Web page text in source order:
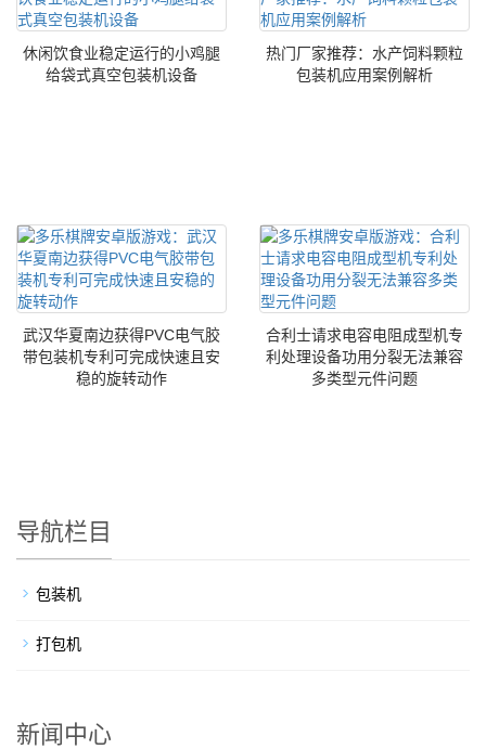
休闲饮食业稳定运行的小鸡腿
给袋式真空包装机设备
热门厂家推荐：水产饲料颗粒
包装机应用案例解析
武汉华夏南边获得PVC电气胶
带包装机专利可完成快速且安
稳的旋转动作
合利士请求电容电阻成型机专
利处理设备功用分裂无法兼容
多类型元件问题
导航栏目
包装机
打包机
新闻中心